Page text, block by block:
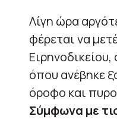
Λίγη ώρα
φέρεται να
όπου ανέβηκε
όροφο και
Σύμφωνα με